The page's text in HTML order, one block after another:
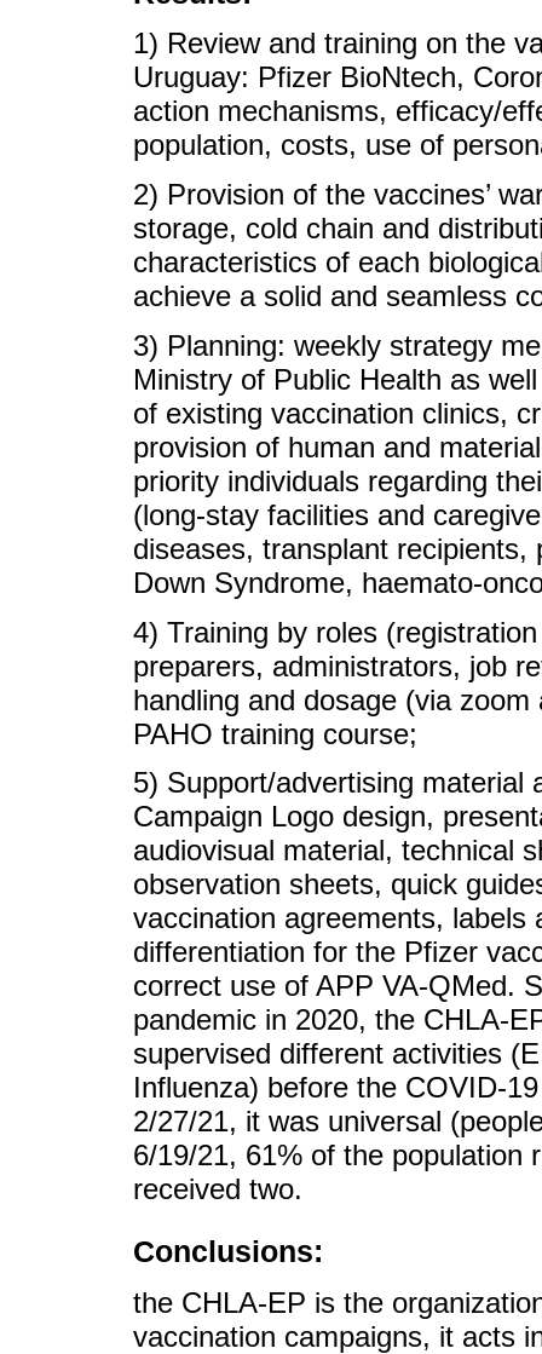
1) Review and training on the
Uruguay: Pfizer BioNtech,
action mechanisms, efficacy/
population, costs, use of
2) Provision of the vaccines’
storage, cold chain and
characteristics of each
achieve a solid and seamless
3) Planning: weekly strategy
Ministry of Public Health as
of existing vaccination clinics,
provision of human and
priority individuals regarding
(long-stay facilities and
diseases, transplant
Down Syndrome, haemato-
4) Training by roles
preparers, administrators, job
handling and dosage (via
PAHO training course;
5) Support/advertising material
Campaign Logo design,
audiovisual material, technical
observation sheets, quick
vaccination agreements, labels
differentiation for the Pfizer
correct use of APP VA-QMed.
pandemic in 2020, the CHLA-
supervised different activities
Influenza) before the COVID-
2/27/21, it was universal
6/19/21, 61% of the population
received two.
Conclusions:
the CHLA-EP is the
vaccination campaigns, it acts